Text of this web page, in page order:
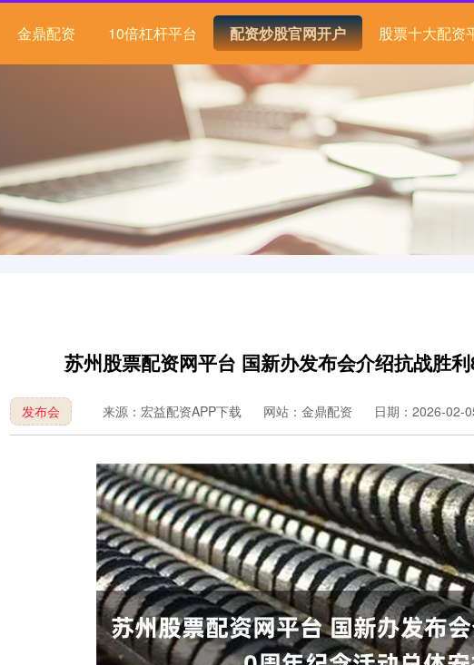
金鼎配资 10倍杠杆平台 配资炒股官网开户 股票十大配资
苏州股票配资网平台 国新办发布会介绍抗战胜
发布会 来源：宏益配资APP下载 网站：金鼎配资 日期：2026-02-